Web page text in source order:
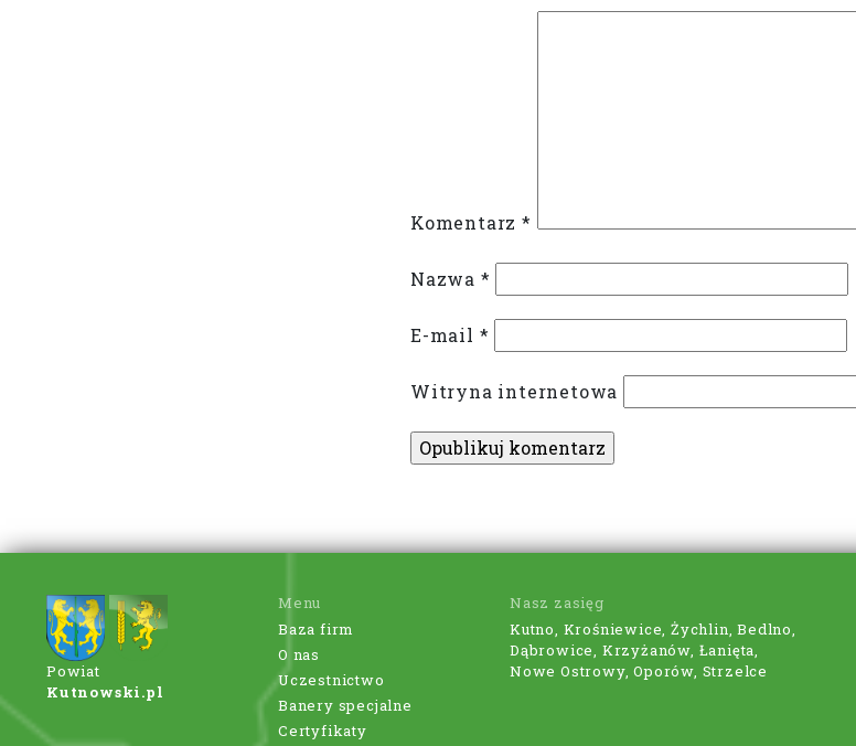
Komentarz*
Nazwa *
E-mail *
Witryna internetowa
Powiat
Kutnowski.pl
Menu
Baza firm
O nas
Uczestnictwo
Banery specjalne
Certyfikaty
Nasz zasięg
Kutno, Krośniewice, Żychlin, Bedlno,
Dąbrowice, Krzyżanów, Łanięta,
Nowe Ostrowy, Oporów, Strzelce